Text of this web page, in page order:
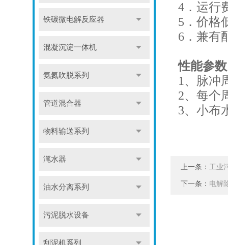
铁碳微电解反应器
混凝沉淀一体机
氨氮吹脱系列
管道混合器
物料输送系列
滗水器
油水分离系列
污泥脱水设备
刮泥机系列
4．运行
5．价格
6．兼有
性能参
1、脉冲
2、每个
3、小布
上一条： 工业
下一条： 电解